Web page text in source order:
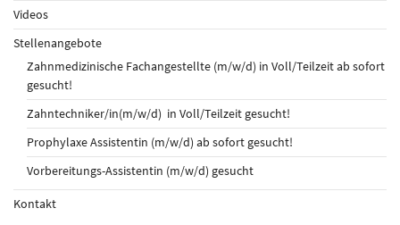
Videos
Stellenangebote
Zahnmedizinische Fachangestellte (m/w/d) in Voll/Teilzeit ab sofort
gesucht!
Zahntechniker/in(m/w/d) in Voll/Teilzeit gesucht!
Prophylaxe Assistentin (m/w/d) ab sofort gesucht!
Vorbereitungs-Assistentin (m/w/d) gesucht
Kontakt